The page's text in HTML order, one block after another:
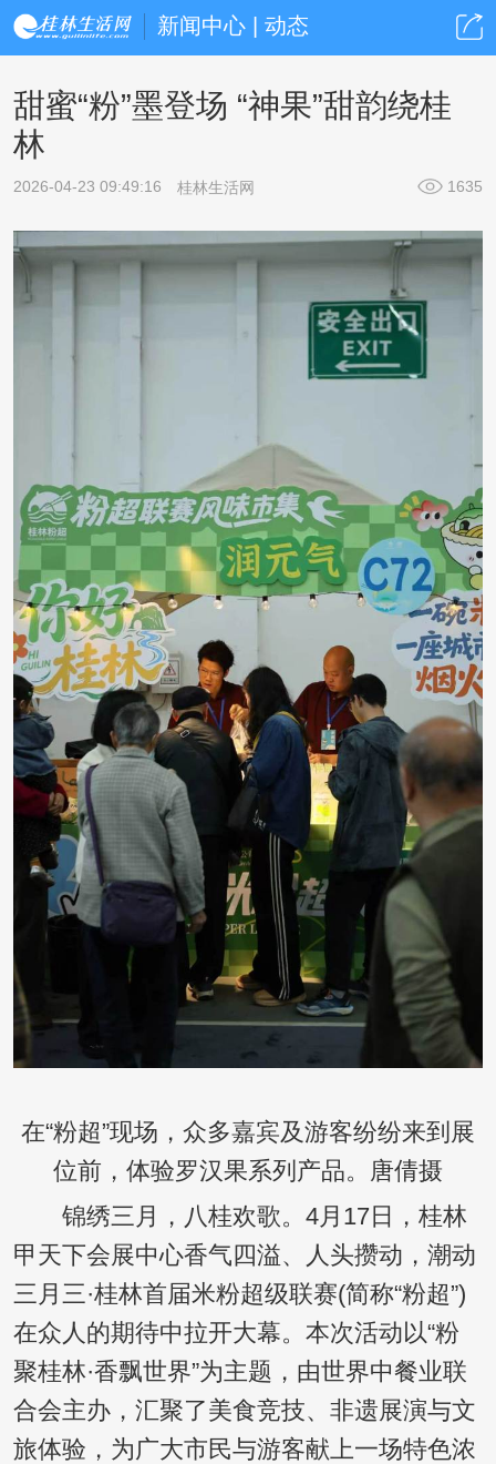
新闻中心 | 动态
甜蜜“粉”墨登场 “神果”甜韵绕桂
林
2026-04-23 09:49:16 桂林生活网 1635
在“粉超”现场，众多嘉宾及游客纷纷来到展
位前，体验罗汉果系列产品。唐倩摄
锦绣三月，八桂欢歌。4月17日，桂林
甲天下会展中心香气四溢、人头攒动，潮动
三月三·桂林首届米粉超级联赛(简称“粉超”)
在众人的期待中拉开大幕。本次活动以“粉
聚桂林·香飘世界”为主题，由世界中餐业联
合会主办，汇聚了美食竞技、非遗展演与文
旅体验，为广大市民与游客献上一场特色浓